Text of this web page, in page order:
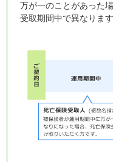
万が一のことがあった
受取期間中で異なります